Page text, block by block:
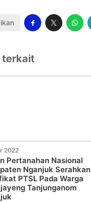
terkait
2022
Pertanahan Nasional
Nganjuk Serahkan
PTSL Pada Warga
Tanjunganom